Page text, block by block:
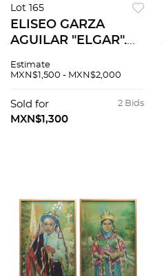
Lot 165
ELISEO GARZA
AGUILAR "ELGAR".
azul. Firmada. Mixta
cm
Estimate
MXN$1,500 - MXN$2,000
2 Bids
Sold for
MXN$1,300